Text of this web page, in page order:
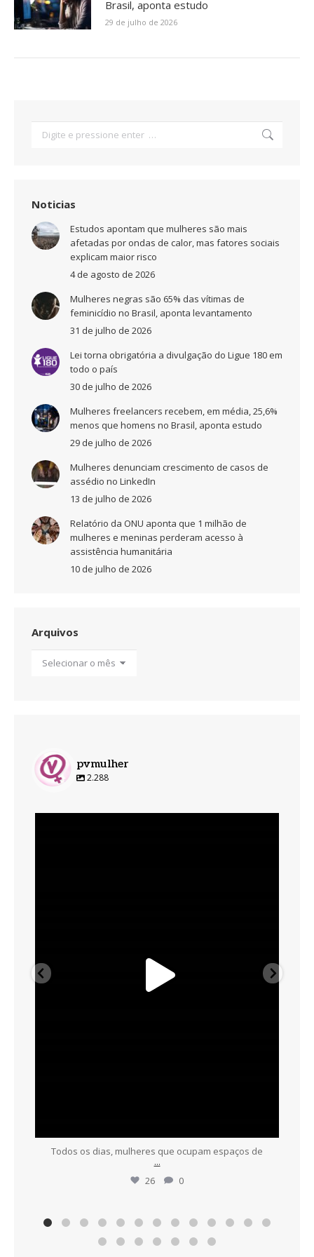
Brasil, aponta estudo
29 de julho de 2026
Noticias
Estudos apontam que mulheres são mais
afetadas por ondas de calor, mas fatores sociais
explicam maior risco
4 de agosto de 2026
Mulheres negras são 65% das vítimas de
feminicídio no Brasil, aponta levantamento
31 de julho de 2026
Lei torna obrigatória a divulgação do Ligue 180 em
todo o país
30 de julho de 2026
Mulheres freelancers recebem, em média, 25,6%
menos que homens no Brasil, aponta estudo
29 de julho de 2026
Mulheres denunciam crescimento de casos de
assédio no LinkedIn
13 de julho de 2026
Relatório da ONU aponta que 1 milhão de
mulheres e meninas perderam acesso à
assistência humanitária
10 de julho de 2026
Arquivos
pvmulher
2.288
Todos os dias, mulheres que ocupam espaços de
...
26
0